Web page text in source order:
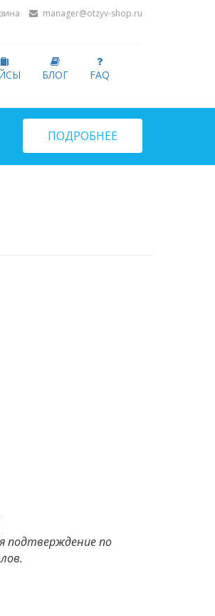
manager@otzyv-shop.ru
БЛОГ FAQ
ПОДРОБНЕЕ
подтверждение по